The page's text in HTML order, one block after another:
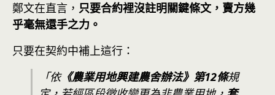
鄭文在直言， 只要合約裡沒註明關鍵條文，賣方幾
乎毫無還手之力。
只要在契約中補上這行：
「依《農業用地興建農舍辦法》第12條規